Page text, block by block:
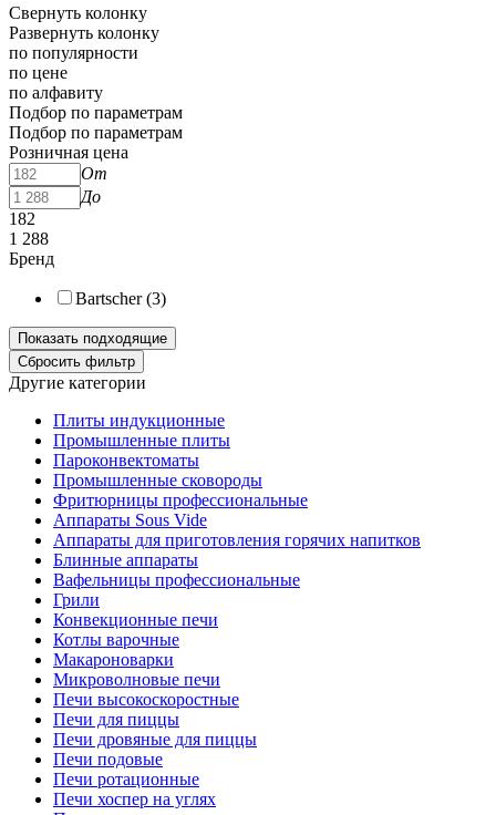
Свернуть колонку
Развернуть колонку
по популярности
по цене
по алфавиту
Подбор по параметрам
Подбор по параметрам
Розничная цена
От
До
182
1 288
Бренд
Bartscher (3)
Другие категории
Плиты индукционные
Промышленные плиты
Пароконвектоматы
Промышленные сковороды
Фритюрницы профессиональные
Аппараты Sous Vide
Аппараты для приготовления горячих напитков
Блинные аппараты
Вафельницы профессиональные
Грили
Конвекционные печи
Котлы варочные
Макароноварки
Микроволновые печи
Печи высокоскоростные
Печи для пиццы
Печи дровяные для пиццы
Печи подовые
Печи ротационные
Печи хоспер на углях